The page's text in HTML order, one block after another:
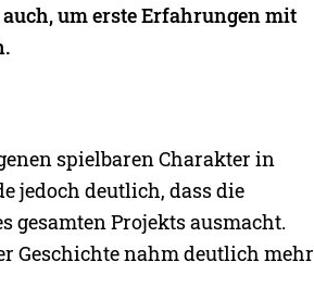
um erste Erfahrungen mit
spielbaren Charakter in
jedoch deutlich, dass die
gesamten Projekts ausmacht.
Geschichte nahm deutlich mehr